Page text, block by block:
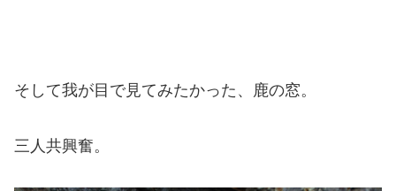
そして我が目で見てみたかった、鹿の窓。
三人共興奮。